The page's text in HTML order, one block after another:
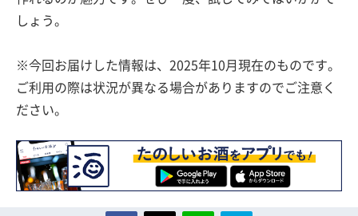
しょう。
※今回お届けした情報は、2025年10月現在のものです。
ご利用の際は状況が異なる場合がありますのでご注意く
ださい。